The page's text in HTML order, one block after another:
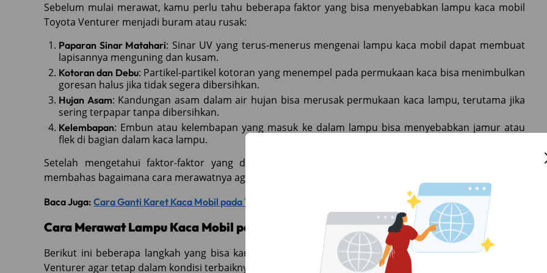
Sebelum mulai merawat, kamu perlu tahu beberapa faktor yang bisa menyebabkan lampu kaca mobil
Toyota Venturer menjadi buram atau rusak:
Paparan Sinar Matahari: Sinar UV yang terus-menerus mengenai lampu kaca mobil dapat membuat
lapisannya menguning dan kusam.
Kotoran dan Debu: Partikel-partikel kotoran yang menempel pada permukaan kaca bisa menimbulkan
goresan halus jika tidak segera dibersihkan.
Hujan Asam: Kandungan asam dalam air hujan bisa merusak permukaan kaca lampu, terutama jika
sering terpapar tanpa dibersihkan.
Kelembapan: Embun atau kelembapan yang masuk ke dalam lampu bisa menyebabkan jamur atau
flek di bagian dalam kaca lampu.
Setelah mengetahui faktor-faktor yang dapat merusak lampu kaca mobil, sekarang saatnya kita
membahas bagaimana cara merawatnya agar selalu terlihat bersih dan berfungsi optimal.
Baca Juga: Cara Ganti Karet Kaca Mobil pada Toyota Venturer
Cara Merawat Lampu Kaca Mobil pada Toyota Venturer
Berikut ini beberapa langkah yang bisa kamu lakukan untuk merawat lampu kaca mobil pada Toyota
Venturer agar tetap dalam kondisi terbaiknya.